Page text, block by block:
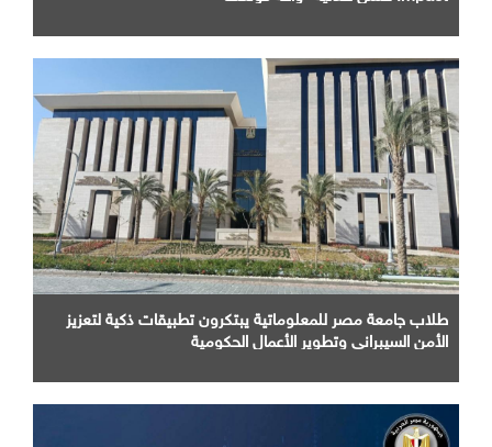
طلاب جامعة مصر للمعلوماتية يبتكرون تطبيقات ذكية لتعزيز
الأمن السيبراني وتطوير الأعمال الحكومية